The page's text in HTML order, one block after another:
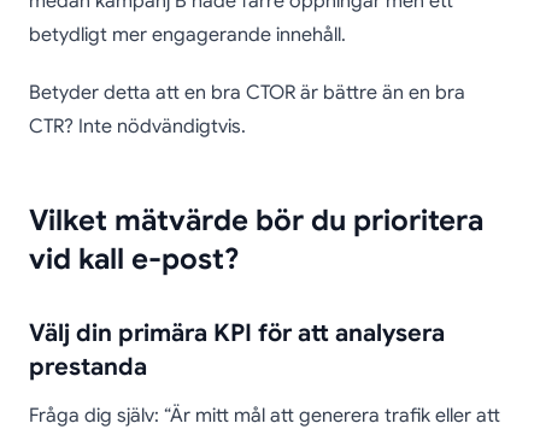
betydligt mer engagerande innehåll.
Betyder detta att en bra CTOR är bättre än en bra
CTR? Inte nödvändigtvis.
Vilket mätvärde bör du prioritera
vid kall e-post?
Välj din primära KPI för att analysera
prestanda
Fråga dig själv: “Är mitt mål att generera trafik eller att